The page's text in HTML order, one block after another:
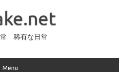
稀有な日常
Menu